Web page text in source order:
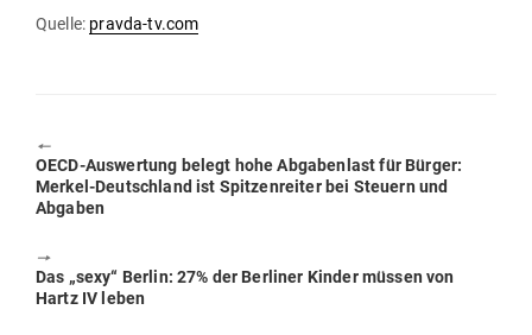
Quelle: pravda-tv.com
🠔
Previous
post:
OECD-Aus­wertung belegt hohe Abga­benlast für Bürger:
Merkel-Deutschland ist Spit­zen­reiter bei Steuern und
Abgaben
🠖
Next
post:
Das „sexy“ Berlin: 27% der Ber­liner Kinder müssen von
Hartz IV leben